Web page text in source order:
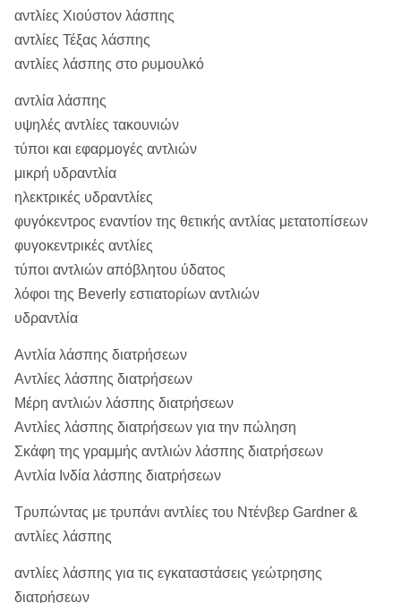
αντλίες Χιούστον λάσπης
αντλίες Τέξας λάσπης
αντλίες λάσπης στο ρυμουλκό
αντλία λάσπης
υψηλές αντλίες τακουνιών
τύποι και εφαρμογές αντλιών
μικρή υδραντλία
ηλεκτρικές υδραντλίες
φυγόκεντρος εναντίον της θετικής αντλίας μετατοπίσεων
φυγοκεντρικές αντλίες
τύποι αντλιών απόβλητου ύδατος
λόφοι της Beverly εστιατορίων αντλιών
υδραντλία
Αντλία λάσπης διατρήσεων
Αντλίες λάσπης διατρήσεων
Μέρη αντλιών λάσπης διατρήσεων
Αντλίες λάσπης διατρήσεων για την πώληση
Σκάφη της γραμμής αντλιών λάσπης διατρήσεων
Αντλία Ινδία λάσπης διατρήσεων
Τρυπώντας με τρυπάνι αντλίες του Ντένβερ Gardner &
αντλίες λάσπης
αντλίες λάσπης για τις εγκαταστάσεις γεώτρησης
διατρήσεων